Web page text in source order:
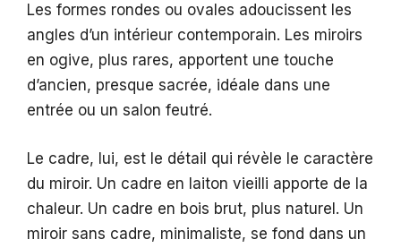
Les formes rondes ou ovales adoucissent les
angles d’un intérieur contemporain. Les miroirs
en ogive, plus rares, apportent une touche
d’ancien, presque sacrée, idéale dans une
entrée ou un salon feutré.
Le cadre, lui, est le détail qui révèle le caractère
du miroir. Un cadre en laiton vieilli apporte de la
chaleur. Un cadre en bois brut, plus naturel. Un
miroir sans cadre, minimaliste, se fond dans un